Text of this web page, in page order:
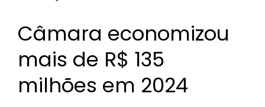
Câmara economizou
mais de R$ 135
milhões em 2024